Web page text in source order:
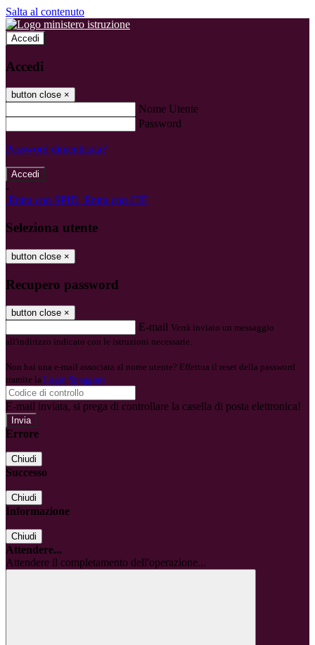
Salta al contenuto
Accedi
Accedi
button close ×
Nome Utente
Password
Password dimenticata?
-
Entra con SPID Entra con CIE
Seleziona utente
button close ×
Recupero password
button close ×
E-mail Verrà inviato un messaggio
all'indirizzo indicato con le istruzioni necessarie.
Non hai una e-mail associata al nome utente? Effettua il reset della password
tramite la Login Spaggiari
E-mail inviata, si prega di controllare la casella di posta elettronica!
Errore
Chiudi
Successo
Chiudi
Informazione
Chiudi
Attendere...
Attendere il completamento dell'operazione...